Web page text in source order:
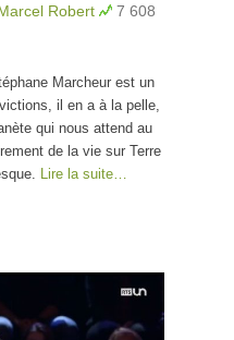
Robert
7 608
Marcheur est un
il en a à la pelle,
qui nous attend au
de la vie sur Terre
Lire la suite…